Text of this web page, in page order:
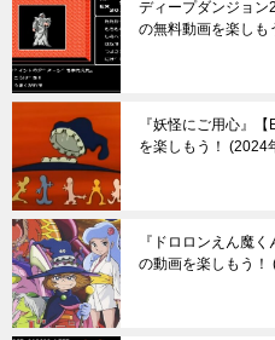
ディープダンジョン
の無料動画を楽しも
『妖怪にご用心』
を楽しもう！
2024
『ドロロンえん魔
の動画を楽しもう！